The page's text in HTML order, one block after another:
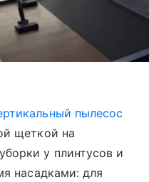
пылесос
щеткой на
у плинтусов и
насадками: для